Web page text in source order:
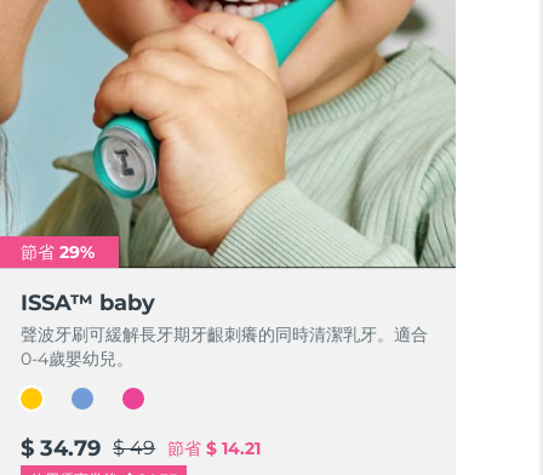
節省 29%
ISSA™ baby
聲波牙刷可緩解長牙期牙齦刺癢的同時清潔乳牙。適合
0-4歲嬰幼兒。
$ 34.79 $ 49 節省 $ 14.21